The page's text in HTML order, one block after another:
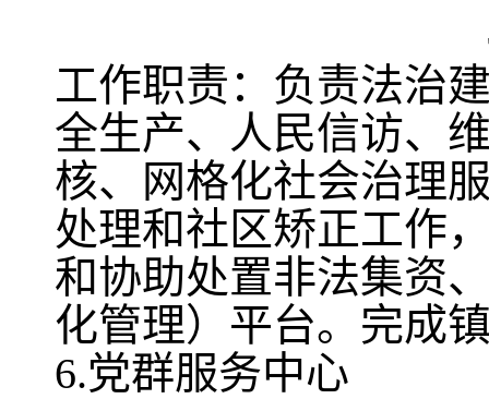
工作职责：负责法治
全生产、人民信访、
核、网格化社会治理
处理和社区矫正工作
和协助处置非法集资
化管理）平台。完成
6.党群服务中心